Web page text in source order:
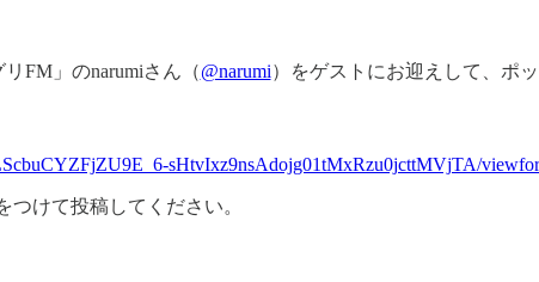
FM」のnarumiさん（@narumi）をゲストにお迎えして、ポ
sHtvIxz9nsAdojg01tMxRzu0jcttMVjTA/
つけて投稿してください。